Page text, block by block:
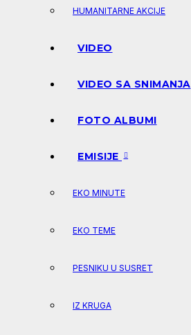
HUMANITARNE AKCIJE
VIDEO
VIDEO SA SNIMANJA
FOTO ALBUMI
EMISIJE
EKO MINUTE
EKO TEME
PESNIKU U SUSRET
IZ KRUGA